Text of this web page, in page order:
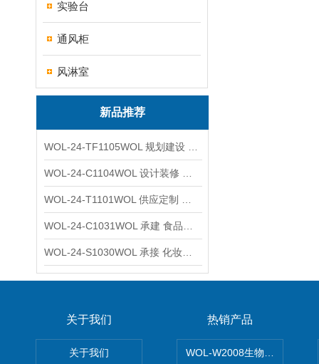
实验台
通风柜
风淋室
新品推荐
关于我们
关于我们
热销产品
WOL-W2008生物制药GMP